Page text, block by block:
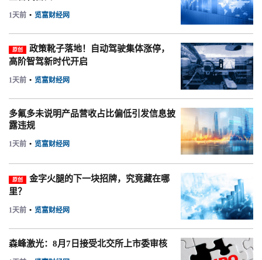
1天前 • 览富财经网
原创
政策靴子落地！自动驾驶集体涨停，
高阶智驾新时代开启
1天前 • 览富财经网
多氟多未说明产品营收占比偏低引发信息披
露违规
1天前 • 览富财经网
原创
金字火腿的下一块招牌，究竟藏在哪
里？
1天前 • 览富财经网
森峰激光：8月7日接受北交所上市委审核